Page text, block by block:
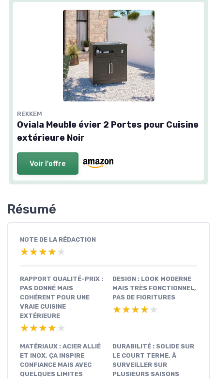
REKKEM
Oviala Meuble évier 2 Portes pour Cuisine
extérieure Noir
Voir l'offre
Résumé
NOTE DE LA RÉDACTION
★★★★★
★★★★★
RAPPORT QUALITÉ-PRIX :
PAS DONNÉ MAIS
COHÉRENT POUR UNE
VRAIE CUISINE
EXTÉRIEURE
★★★★★
★★★★★
DESIGN : LOOK MODERNE
MAIS TRÈS FONCTIONNEL,
PAS DE FIORITURES
★★★★★
★★★★★
MATÉRIAUX : ACIER ALLIÉ
ET INOX, ÇA INSPIRE
CONFIANCE MAIS AVEC
QUELQUES LIMITES
DURABILITÉ : SOLIDE SUR
LE COURT TERME, À
SURVEILLER SUR
PLUSIEURS SAISONS